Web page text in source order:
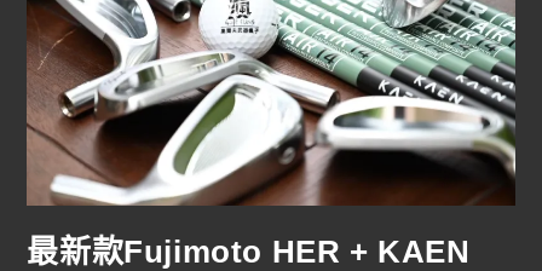
最新款Fujimoto HER + KAEN